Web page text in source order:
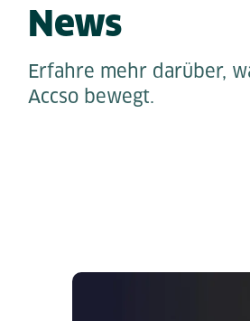
News
Erfahre mehr darüber,
Accso bewegt.